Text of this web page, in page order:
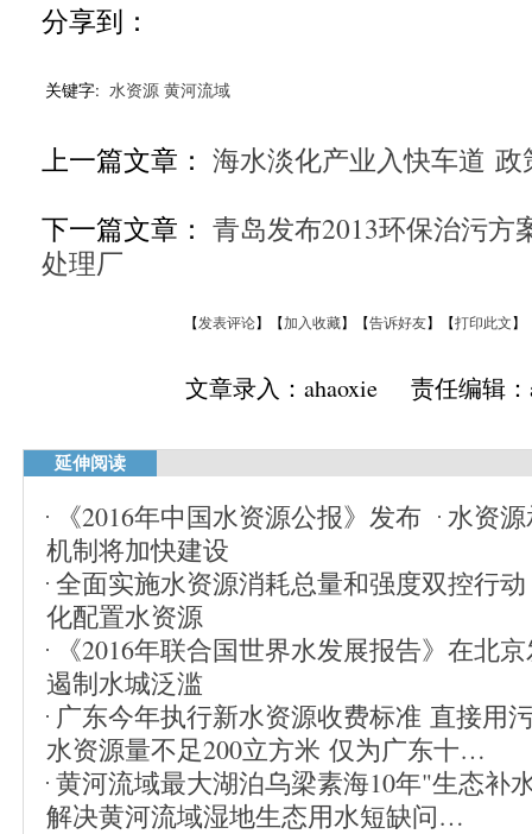
分享到：
关键字: 水资源 黄河流域
上一篇文章： 海水淡化产业入快车道
下一篇文章： 青岛发布2013环保治污方
处理厂
【发表评论】【加入收藏】【告诉好友】【打印此文】
文章录入：ahaoxie 责任编辑
延伸阅读
《2016年中国水资源公报》发布
水资
机制将加快建设
全面实施水资源消耗总量和强度双控行动
化配置水资源
《2016年联合国世界水发展报告》在北
遏制水城泛滥
广东今年执行新水资源收费标准 直接用
水资源量不足200立方米 仅为广东十…
黄河流域最大湖泊乌梁素海10年"生态补
解决黄河流域湿地生态用水短缺问…